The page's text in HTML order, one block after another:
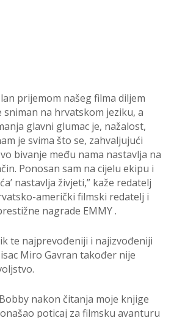
prijemom našeg filma diljem
sniman na hrvatskom jeziku, a
glavni glumac je, nažalost,
je svima što se, zahvaljujući
bivanje među nama nastavlja na
Ponosan sam na cijelu ekipu i
nastavlja živjeti,” kaže redatelj
američki filmski redatelj i
nagrade EMMY .
te najprevođeniji i najizvođeniji
Miro Gavran također nije
nakon čitanja moje knjige
poticaj za filmsku avanturu